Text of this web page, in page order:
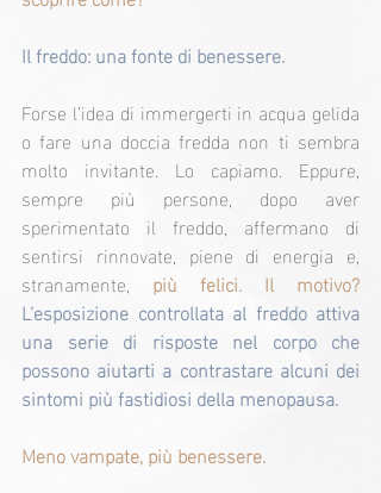
Il freddo: una fonte di benessere.
Forse l’idea di immergerti in acqua gelida
o fare una doccia fredda non ti sembra
molto invitante. Lo capiamo. Eppure,
sempre più persone, dopo aver
sperimentato il freddo, affermano di
sentirsi rinnovate, piene di energia e,
stranamente, più felici. Il motivo?
L’esposizione controllata al freddo attiva
una serie di risposte nel corpo che
possono aiutarti a contrastare alcuni dei
sintomi più fastidiosi della menopausa.
Meno vampate, più benessere.